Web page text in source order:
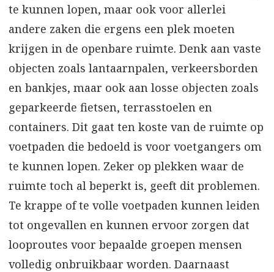
te kunnen lopen, maar ook voor allerlei
andere zaken die ergens een plek moeten
krijgen in de openbare ruimte. Denk aan vaste
objecten zoals lantaarnpalen, verkeersborden
en bankjes, maar ook aan losse objecten zoals
geparkeerde fietsen, terrasstoelen en
containers. Dit gaat ten koste van de ruimte op
voetpaden die bedoeld is voor voetgangers om
te kunnen lopen. Zeker op plekken waar de
ruimte toch al beperkt is, geeft dit problemen.
Te krappe of te volle voetpaden kunnen leiden
tot ongevallen en kunnen ervoor zorgen dat
looproutes voor bepaalde groepen mensen
volledig onbruikbaar worden. Daarnaast